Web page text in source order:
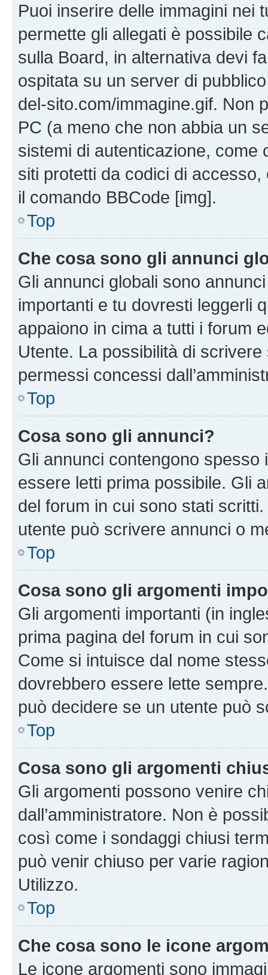
Puoi inserire delle immagini nei
permette gli allegati è possibile
sulla Board, in alternativa devi
ospitata su un server di
del-sito.com/immagine.gif. Non
PC (a meno che non abbia un
sistemi di autenticazione, come
siti protetti da codici di
il comando BBCode [img].
Top
Che cosa sono gli annunci
Gli annunci globali sono
importanti e tu dovresti leggerli
appaiono in cima a tutti i forum
Utente. La possibilità di
permessi concessi
Top
Cosa sono gli annunci?
Gli annunci contengono
essere letti prima possibile. Gli
del forum in cui sono stati
utente può scrivere annunci o
Top
Cosa sono gli argomenti
Gli argomenti importanti (in
prima pagina del forum in cui
Come si intuisce dal nome
dovrebbero essere lette
può decidere se un utente può
Top
Cosa sono gli argomenti
Gli argomenti possono venire
dall’amministratore. Non è
così come i sondaggi chiusi
può venir chiuso per varie
Utilizzo.
Top
Che cosa sono le icone
Le icone argomenti sono